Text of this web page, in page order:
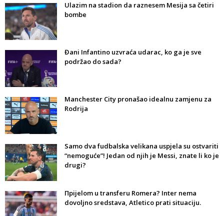
Ulazim na stadion da raznesem Mesija sa četiri
bombe
Đani Infantino uzvraća udarac, ko ga je sve
podržao do sada?
Manchester City pronašao idealnu zamjenu za
Rodrija
Samo dva fudbalska velikana uspjela su ostvariti
“nemoguće”! Jedan od njih je Messi, znate li ko je
drugi?
Прijelom u transferu Romera? Inter nema
dovoljno sredstava, Atletico prati situaciju.